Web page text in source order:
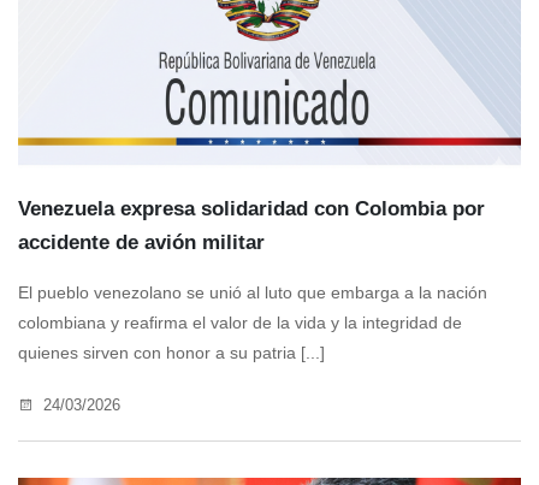
Venezuela expresa solidaridad con Colombia por
accidente de avión militar
El pueblo venezolano se unió al luto que embarga a la nación
colombiana y reafirma el valor de la vida y la integridad de
quienes sirven con honor a su patria [...]
24/03/2026